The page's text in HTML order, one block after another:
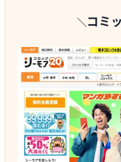
＼コミ